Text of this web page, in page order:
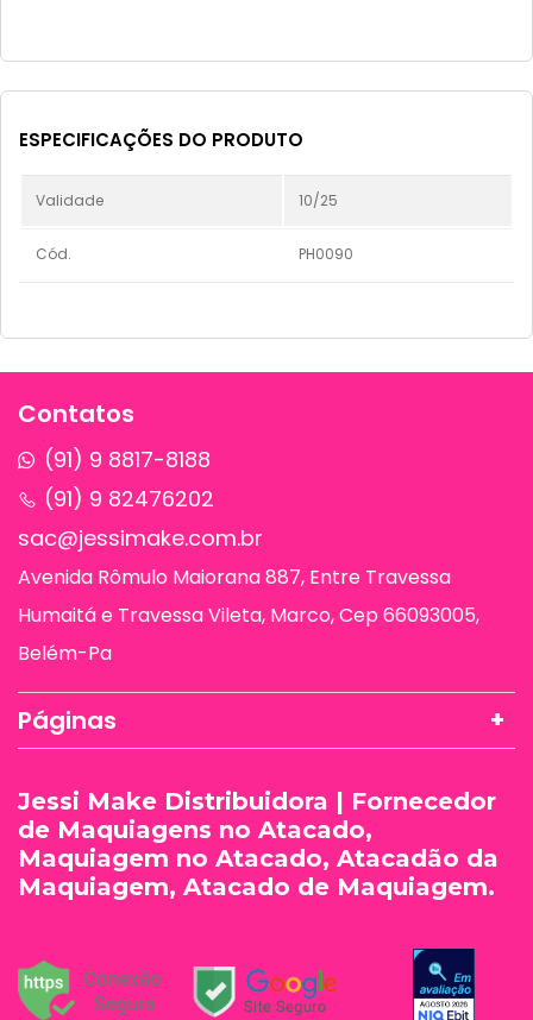
ESPECIFICAÇÕES DO PRODUTO
Validade 10/25
Cód. PH0090
Contatos
(91) 9 8817-8188
(91) 9 82476202
sac@jessimake.com.br
Avenida Rômulo Maiorana 887, Entre Travessa
Humaitá e Travessa Vileta, Marco, Cep 66093005,
Belém-Pa
Páginas
Jessi Make Distribuidora | Fornecedor
de Maquiagens no Atacado,
Maquiagem no Atacado, Atacadão da
Maquiagem, Atacado de Maquiagem.